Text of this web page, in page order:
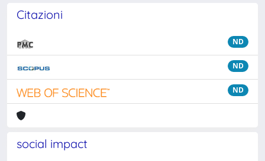
Citazioni
ND
ND
ND
social impact